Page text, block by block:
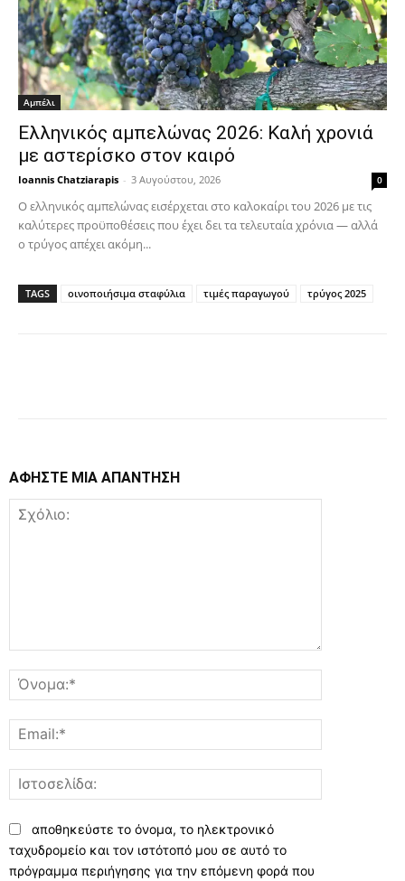
Αμπέλι
Ελληνικός αμπελώνας 2026: Καλή χρονιά
με αστερίσκο στον καιρό
Ioannis Chatziarapis - 3 Αυγούστου, 2026 0
Ο ελληνικός αμπελώνας εισέρχεται στο καλοκαίρι του 2026 με τις
καλύτερες προϋποθέσεις που έχει δει τα τελευταία χρόνια — αλλά
ο τρύγος απέχει ακόμη...
TAGS οινοποιήσιμα σταφύλια τιμές παραγωγού τρύγος 2025
ΑΦΗΣΤΕ ΜΙΑ ΑΠΑΝΤΗΣΗ
αποθηκεύστε το όνομα, το ηλεκτρονικό
ταχυδρομείο και τον ιστότοπό μου σε αυτό το
πρόγραμμα περιήγησης για την επόμενη φορά που